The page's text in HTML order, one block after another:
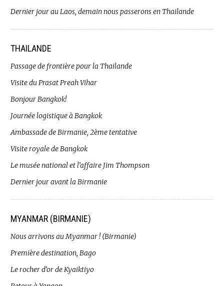
Dernier jour au Laos, demain nous passerons en Thailande
THAILANDE
Passage de frontière pour la Thailande
Visite du Prasat Preah Vihar
Bonjour Bangkok!
Journée logistique à Bangkok
Ambassade de Birmanie, 2ème tentative
Visite royale de Bangkok
Le musée national et l’affaire Jim Thompson
Dernier jour avant la Birmanie
MYANMAR (BIRMANIE)
Nous arrivons au Myanmar ! (Birmanie)
Première destination, Bago
Le rocher d’or de Kyaiktiyo